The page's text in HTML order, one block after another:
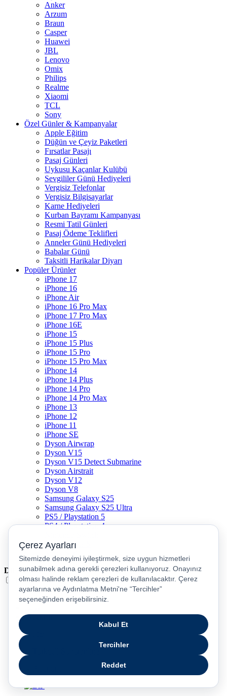
Anker
Arzum
Braun
Casper
Huawei
JBL
Lenovo
Omix
Philips
Realme
Xiaomi
TCL
Sony
Özel Günler & Kampanyalar
Apple Eğitim
Düğün ve Çeyiz Paketleri
Fırsatlar Pasajı
Pasaj Günleri
Uykusu Kaçanlar Kulübü
Sevgililer Günü Hediyeleri
Vergisiz Telefonlar
Vergisiz Bilgisayarlar
Karne Hediyeleri
Kurban Bayramı Kampanyası
Resmi Tatil Günleri
Pasaj Ödeme Teklifleri
Anneler Günü Hediyeleri
Babalar Günü
Taksitli Harikalar Diyarı
Popüler Ürünler
iPhone 17
iPhone 16
iPhone Air
iPhone 16 Pro Max
iPhone 17 Pro Max
iPhone 16E
iPhone 15
iPhone 15 Plus
iPhone 15 Pro
iPhone 15 Pro Max
iPhone 14
iPhone 14 Plus
iPhone 14 Pro
iPhone 14 Pro Max
iPhone 13
iPhone 12
iPhone 11
iPhone SE
Dyson Airwrap
Dyson V15
Dyson V15 Detect Submarine
Dyson Airstrait
Dyson V12
Dyson V8
Samsung Galaxy S25
Samsung Galaxy S25 Ultra
PS5 / Playstation 5
PS4 / Playstation 4
Xbox Series S
Xbox Series X
Dil
Türkçe
English
русский